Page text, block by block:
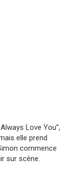
Love You”,
elle prend
commence
sur scène.